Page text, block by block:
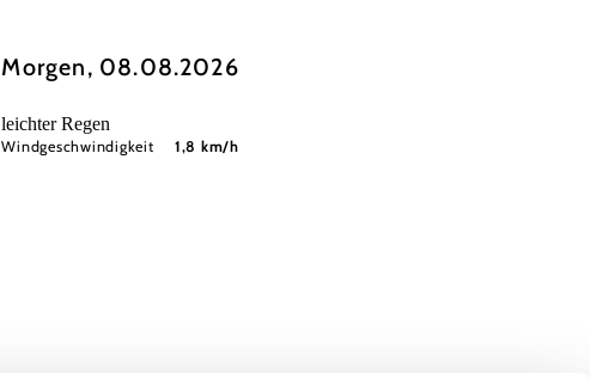
Morgen, 08.08.2026
leichter Regen
Windgeschwindigkeit 1,8 km/h